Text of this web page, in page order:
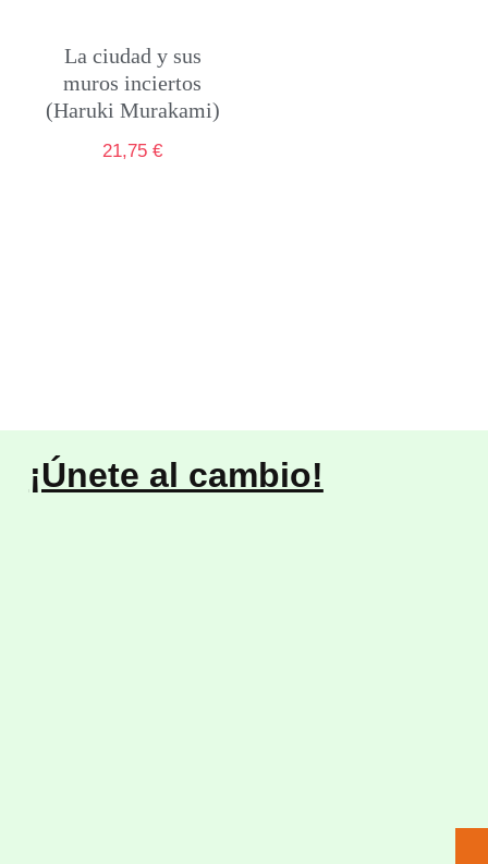
La ciudad y sus
muros inciertos
(Haruki Murakami)
21,75€
¡Únete al cambio!